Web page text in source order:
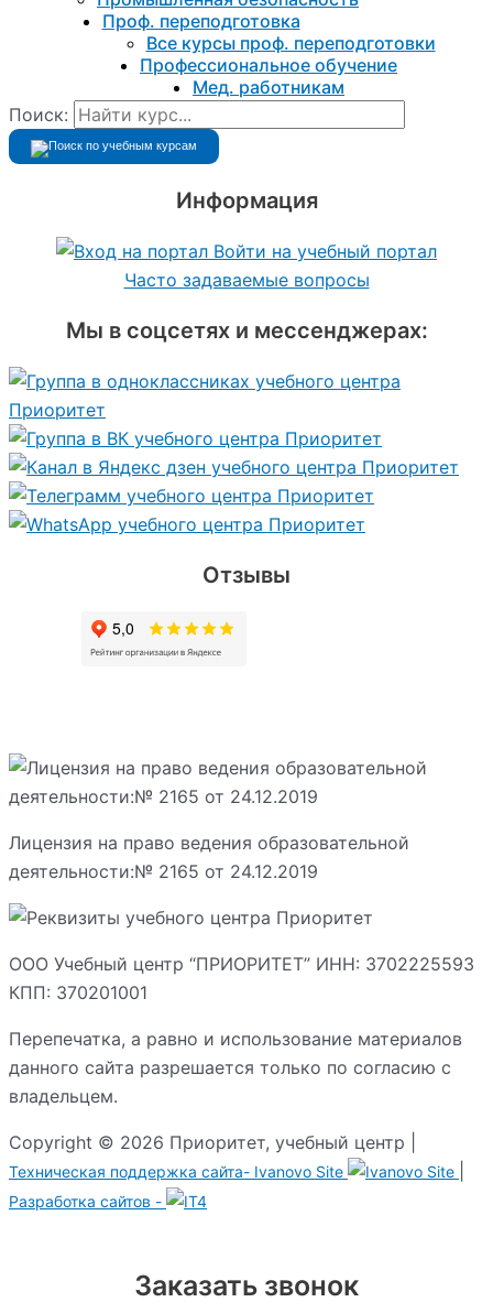
Проф. переподготовка
Все курсы проф. переподготовки
Профессиональное обучение
Мед. работникам
Поиск:
Информация
Войти на учебный портал
Часто задаваемые вопросы
Мы в соцсетях и мессенджерах:
Отзывы
Лицензия на право ведения образовательной
деятельности:№ 2165 от 24.12.2019
ООО Учебный центр “ПРИОРИТЕТ” ИНН: 3702225593
КПП: 370201001
Перепечатка, а равно и использование материалов
данного сайта разрешается только по согласию с
владельцем.
Copyright © 2026 Приоритет, учебный центр |
Техническая поддержка сайта- Ivanovo Site
Разработка сайтов -
Заказать звонок